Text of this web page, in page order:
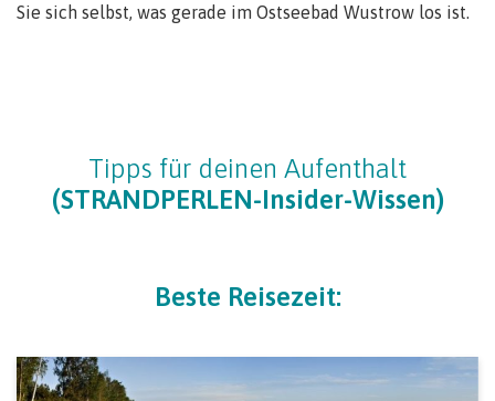
Sie sich selbst, was gerade im Ostseebad Wustrow los ist.
Tipps für deinen Aufenthalt
(STRANDPERLEN-Insider-Wissen)
Beste Reisezeit: